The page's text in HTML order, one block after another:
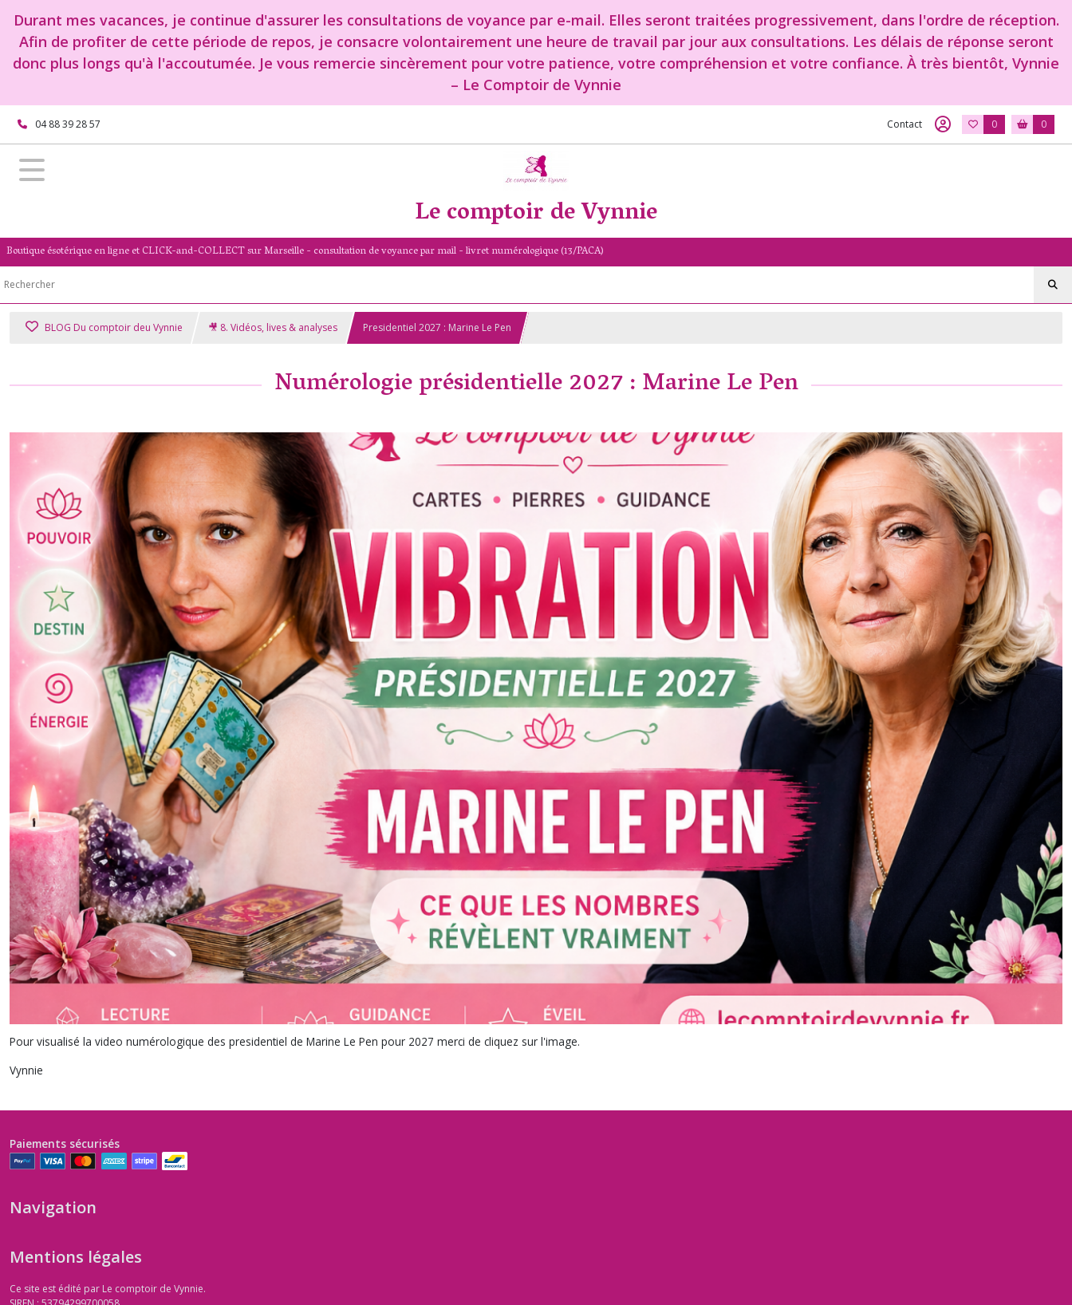
Durant mes vacances, je continue d'assurer les consultations de voyance par e-mail. Elles seront traitées progressivement, dans l'ordre de réception.
Afin de profiter de cette période de repos, je consacre volontairement une heure de travail par jour aux consultations. Les délais de réponse seront
donc plus longs qu'à l'accoutumée. Je vous remercie sincèrement pour votre patience, votre compréhension et votre confiance. À très bientôt, Vynnie
– Le Comptoir de Vynnie
04 88 39 28 57 Contact 0 0
Le comptoir de Vynnie
Boutique ésotérique en ligne et CLICK-and-COLLECT sur Marseille - consultation de voyance par mail - livret numérologique (13/PACA)
BLOG Du comptoir deu Vynnie 🎥 8. Vidéos, lives & analyses Presidentiel 2027 : Marine Le Pen
Numérologie présidentielle 2027 : Marine Le Pen
Pour visualisé la video numérologique des presidentiel de Marine Le Pen pour 2027 merci de cliquez sur l'image.
Vynnie
Paiements sécurisés
Navigation
Mentions légales
Ce site est édité par Le comptoir de Vynnie.